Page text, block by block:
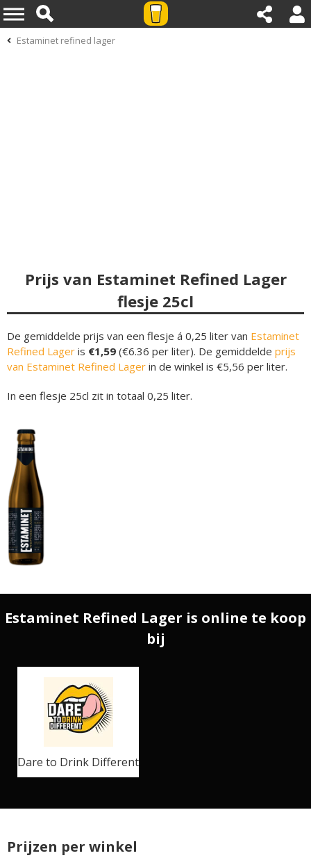
Estaminet refined lager
Prijs van Estaminet Refined Lager
flesje 25cl
De gemiddelde prijs van een flesje á 0,25 liter van Estaminet
Refined Lager is €1,59 (€6.36 per liter). De gemiddelde prijs
van Estaminet Refined Lager in de winkel is €5,56 per liter.
In een flesje 25cl zit in totaal 0,25 liter.
Estaminet Refined Lager is online te koop
bij
Dare to Drink Different
Prijzen per winkel